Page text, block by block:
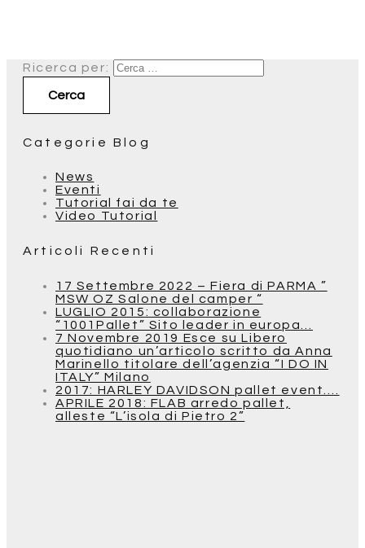
Ricerca per:
Categorie Blog
News
Eventi
Tutorial fai da te
Video Tutorial
Articoli Recenti
17 Settembre 2022 – Fiera di PARMA ”
MSW OZ Salone del camper “
LUGLIO 2015: collaborazione
“1001Pallet” Sito leader in europa…
7 Novembre 2019 Esce su Libero
quotidiano un’articolo scritto da Anna
Marinello titolare dell’agenzia “I DO IN
ITALY” Milano
2017: HARLEY DAVIDSON pallet event….
APRILE 2018: FLAB arredo pallet,
alleste “L’isola di Pietro 2”